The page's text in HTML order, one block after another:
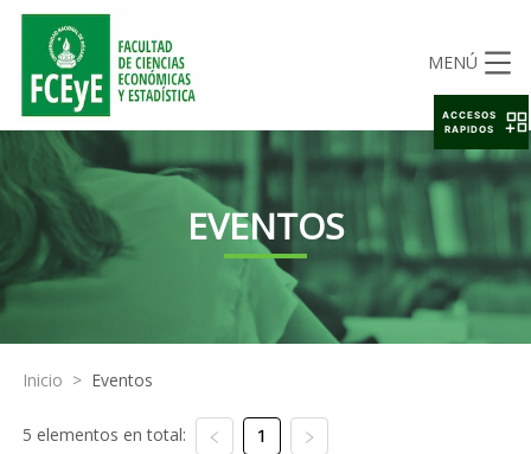
MENÚ
EVENTOS
Inicio > Eventos
5 elementos en total: 1
ACCESOS
RAPIDOS